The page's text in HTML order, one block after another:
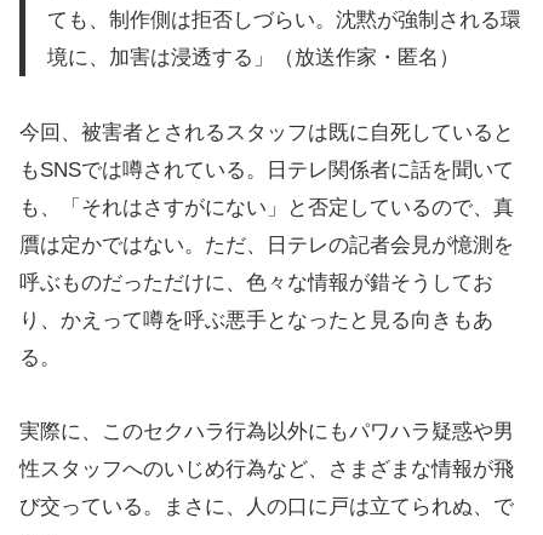
ても、制作側は拒否しづらい。沈黙が強制される環
境に、加害は浸透する」（放送作家・匿名）
今回、被害者とされるスタッフは既に自死していると
もSNSでは噂されている。日テレ関係者に話を聞いて
も、「それはさすがにない」と否定しているので、真
贋は定かではない。ただ、日テレの記者会見が憶測を
呼ぶものだっただけに、色々な情報が錯そうしてお
り、かえって噂を呼ぶ悪手となったと見る向きもあ
る。
実際に、このセクハラ行為以外にもパワハラ疑惑や男
性スタッフへのいじめ行為など、さまざまな情報が飛
び交っている。まさに、人の口に戸は立てられぬ、で